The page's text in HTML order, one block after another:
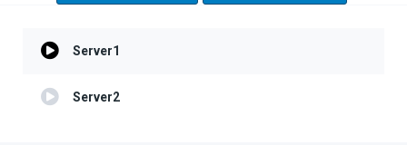
Server1
Server2